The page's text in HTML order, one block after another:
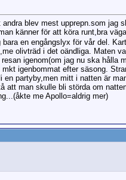
blev mest upprepn.som jag
känner för att köra runt,bra
en engångslyx för vår del.
olivträd i det oändliga. Maten
igenom(om jag nu ska hålla
igenbommat efter säsong.
en partyby,men mitt i natten är
att man skulle bli störda om
me Apollo=aldrig mer)